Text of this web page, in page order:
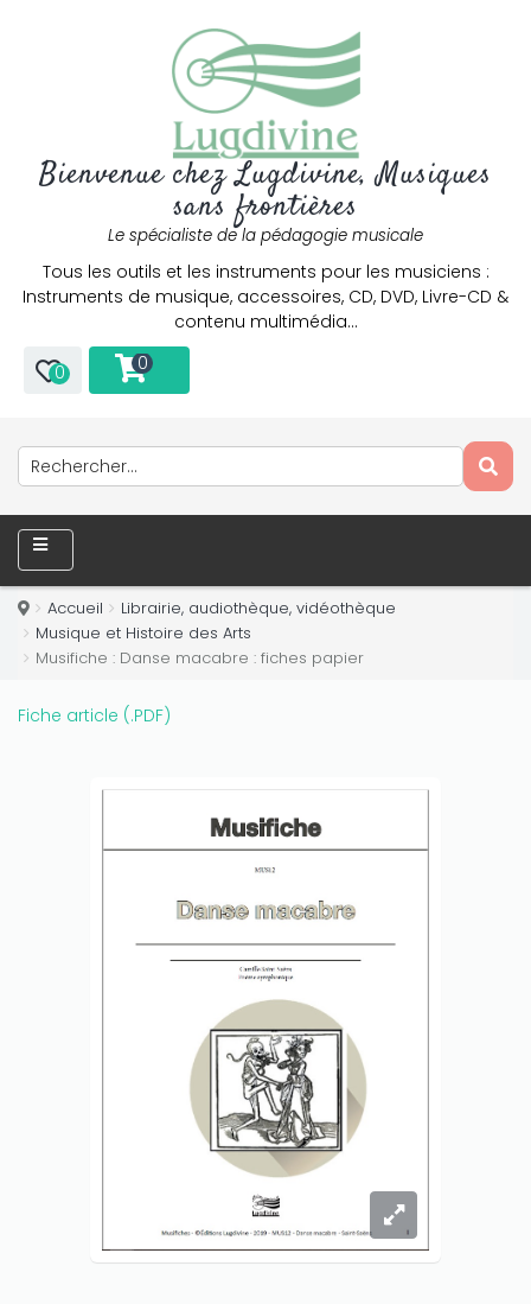
Bienvenue chez Lugdivine, Musiques
sans frontières
Le spécialiste de la pédagogie musicale
Tous les outils et les instruments pour les musiciens :
Instruments de musique, accessoires, CD, DVD, Livre-CD &
contenu multimédia…
0 0
Accueil
Librairie, audiothèque, vidéothèque
Musique et Histoire des Arts
Musifiche : Danse macabre : fiches papier
Fiche article (.PDF)